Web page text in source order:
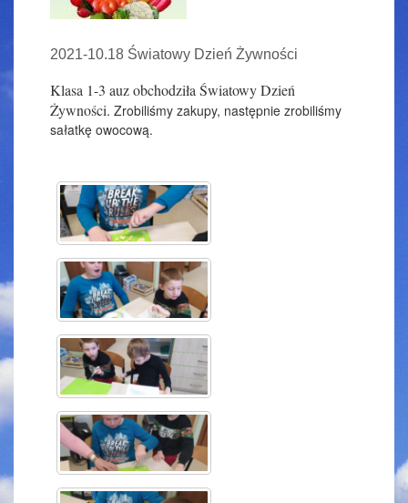
2021-10.18 Światowy Dzień Żywności
Klasa 1-3 auz obchodziła Światowy Dzień
Żywności. Zrobiliśmy zakupy, następnie zrobiliśmy
sałatkę owocową.